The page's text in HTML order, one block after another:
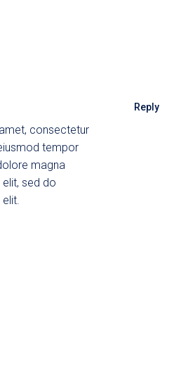
consectetur
tempor
magna
sed do
Reply